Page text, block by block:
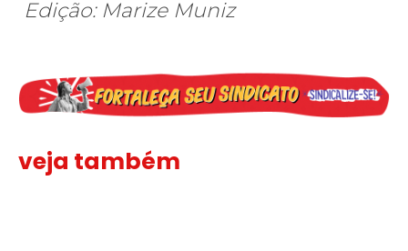
Edição: Marize Muniz
veja também